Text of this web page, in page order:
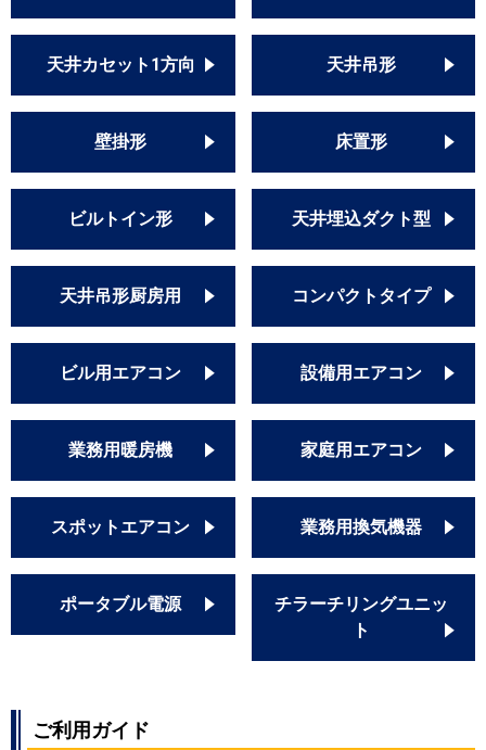
天井カセット1方向 天井吊形
壁掛形 床置形
ビルトイン形 天井埋込ダクト型
天井吊形厨房用 コンパクトタイプ
ビル用エアコン 設備用エアコン
業務用暖房機 家庭用エアコン
スポットエアコン 業務用換気機器
ポータブル電源
チラーチリングユニッ
ト
ご利用ガイド